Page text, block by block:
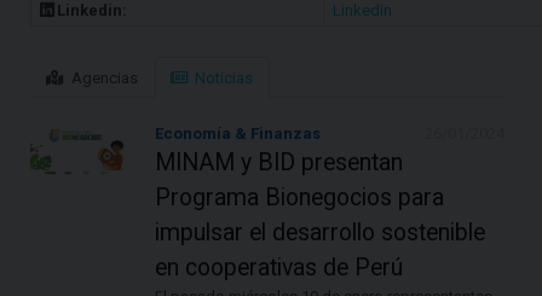
Linkedin:
Linkedin
Agencias Noticias
Economía & Finanzas
MINAM y BID presentan
Programa Bionegocios para
impulsar el desarrollo sostenible
en cooperativas de Perú